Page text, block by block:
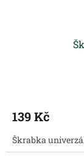
139 Kč
Škrabka